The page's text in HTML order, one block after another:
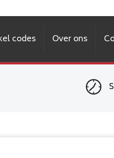
codes Over ons